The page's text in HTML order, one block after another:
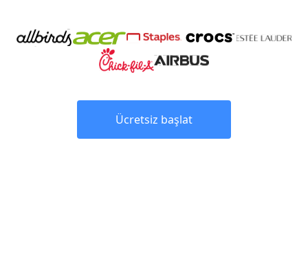
Ücretsiz başlat